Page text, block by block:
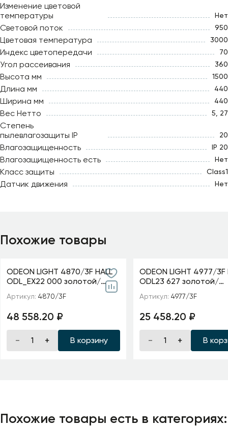
Изменение цветовой
температуры
Нет
Световой поток 950
Цветовая температура 3000
Индекс цветопередачи 70
Угол рассеивания 360
Высота мм 1500
Длина мм 440
Ширина мм 440
Вес Нетто 5, 27
Степень
пылевлагозащиты IP
20
Влагозащищенность IP 20
Влагозащищенность есть Нет
Класс защиты Class1
Датчик движения Нет
Похожие товары
ODEON LIGHT 4870/3F HALL
ODL_EX22 000 золотой/
чёрный/стекло Торшер E14
3*40W VENTAGLIO
Артикул: 4870/3F
48 558.20 ₽
В корзину
ODEON LIGHT 4977/3F
ODL23 627 золотой/
хрусталь Торшер E14
VERSIA
Артикул: 4977/3F
25 458.20 ₽
В
Похожие товары есть в категориях: